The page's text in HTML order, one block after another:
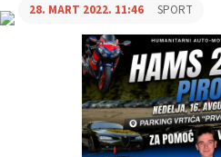
28. MART 2022. 11:46 SPORT